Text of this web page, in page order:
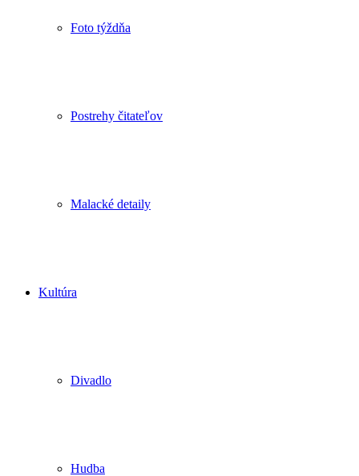
Foto týždňa
Postrehy čitateľov
Malacké detaily
Kultúra
Divadlo
Hudba